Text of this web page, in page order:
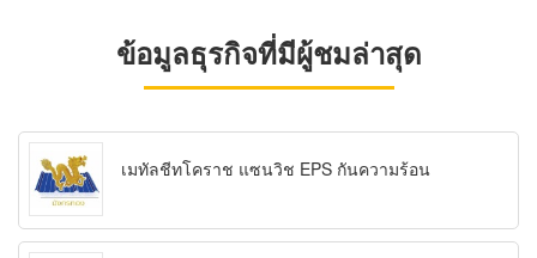
ข้อมูลธุรกิจที่มีผู้ชมล่าสุด
เมทัลชีทโคราช แซนวิช EPS กันความร้อน